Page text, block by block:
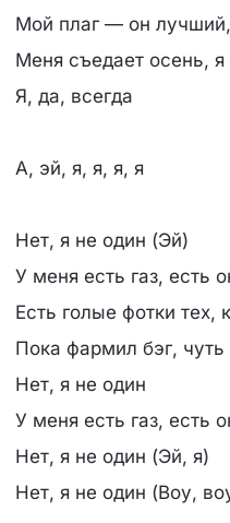
Мой плаг — он
Меня съедает осень, я
Я, да, всегда
А, эй, я, я, я, я
Нет, я не один (Эй)
У меня есть газ, есть
Есть голые фотки тех,
Пока фармил бэг,
Нет, я не один
У меня есть газ, есть
Нет, я не один (Эй, я)
Нет, я не один (Воу,